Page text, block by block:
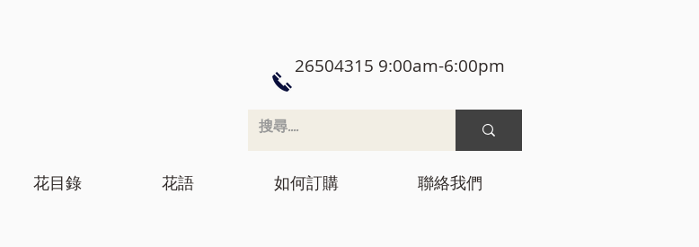
26504315 9:00am-6:00pm
花目錄 花語 如何訂購 聯絡我們